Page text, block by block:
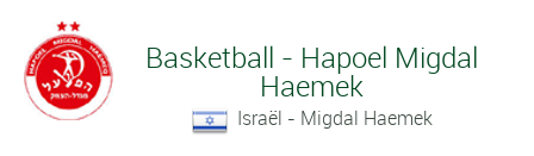
Basketball - Hapoel Migdal
Haemek
Israël - Migdal Haemek